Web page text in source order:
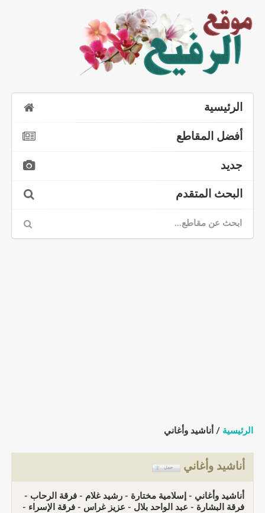
الرئيسية
أفضل المقاطع
جديد
البحث المتقدم
الرئيسية / أناشيد وأغاني
أناشيد وأغاني
أناشيد وأغاني - إسلامية مختارة - رشيد غلام - فرقة الرحاب -
فرقة البشارة - عبد الواحد بلال - عزيز غراس - فرقة الإسراء -